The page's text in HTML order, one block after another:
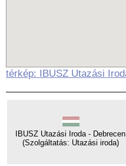
térkép: IBUSZ Utazási
IBUSZ Utazási Iroda - Debrecen
(Szolgáltatás: Utazási iroda)